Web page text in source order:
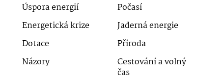
Úspora energií
Počasí
Energetická krize
Jaderná energie
Dotace
Příroda
Názory
Cestování a volný
čas